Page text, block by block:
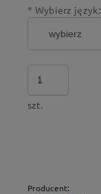
* Wybierz język:
szt.
Producent: